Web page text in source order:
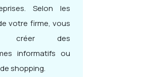
Selon les
votre firme, vous
créer des
informatifs ou
shopping.